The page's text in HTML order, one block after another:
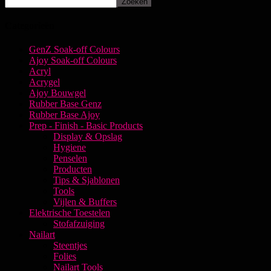
GenZ Soak-off Colours
Ajoy Soak-off Colours
Acryl
Acrygel
Ajoy Bouwgel
Rubber Base Genz
Rubber Base Ajoy
Prep - Finish - Basic Products
Display & Opslag
Hygiene
Penselen
Producten
Tips & Sjablonen
Tools
Vijlen & Buffers
Elektrische Toestelen
Stofafzuiging
Nailart
Steentjes
Folies
Nailart Tools